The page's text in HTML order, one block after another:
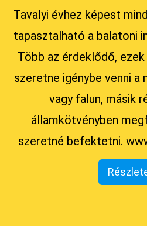
Tavalyi évhez képest
tapasztalható a balatoni
Több az érdeklődő,
szeretne igénybe venni a
vagy falun, másik
államkötvényben
szeretné befektetni.